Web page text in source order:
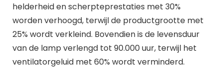
helderheid en scherpteprestaties met 30%
worden verhoogd, terwijl de productgrootte met
25% wordt verkleind. Bovendien is de levensduur
van de lamp verlengd tot 90.000 uur, terwijl het
ventilatorgeluid met 60% wordt verminderd.